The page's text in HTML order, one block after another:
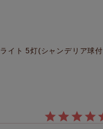
イト 5灯(シャンデリア球付